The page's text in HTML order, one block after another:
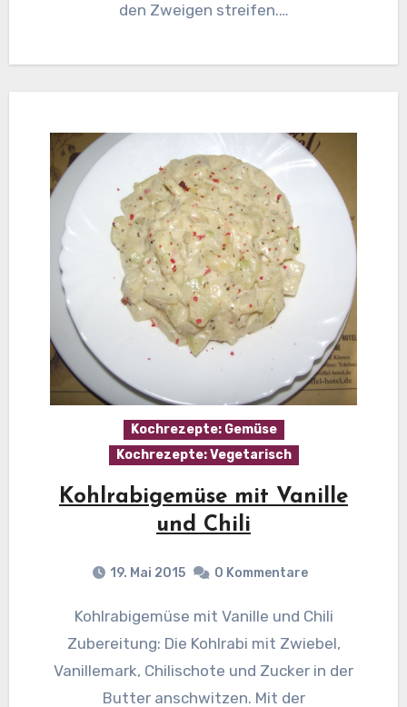
den Zweigen streifen.…
Kochrezepte: Gemüse
Kochrezepte: Vegetarisch
Kohlrabigemüse mit Vanille
und Chili
19. Mai 2015 0 Kommentare
Kohlrabigemüse mit Vanille und Chili
Zubereitung: Die Kohlrabi mit Zwiebel,
Vanillemark, Chilischote und Zucker in der
Butter anschwitzen. Mit der